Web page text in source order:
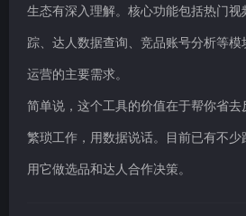
生态有深入理解。核心功能包括热门
踪、达人数据查询、竞品账号分析等
运营的主要需求。
简单说，这个工具的价值在于帮你省
繁琐工作，用数据说话。目前已有不
用它做选品和达人合作决策。